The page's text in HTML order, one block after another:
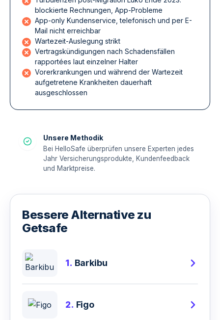
blockierte Rechnungen, App-Probleme
App-only Kundenservice, telefonisch und per E-
Mail nicht erreichbar
Wartezeit-Auslegung strikt
Vertragskündigungen nach Schadensfällen
rapportées laut einzelner Halter
Vorerkrankungen und während der Wartezeit
aufgetretene Krankheiten dauerhaft
ausgeschlossen
Unsere Methodik
Bei HelloSafe überprüfen unsere Experten jedes
Jahr Versicherungsprodukte, Kundenfeedback
und Marktpreise.
Bessere Alternative zu
Getsafe
1. Barkibu
2. Figo